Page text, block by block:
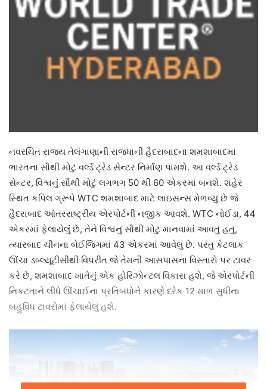
નવરચિત રાજ્ય તેલંગાણાની રાજધાની હૈદરાબાદના શમશાબાદમાં
ભારતના સૌથી મોટું વર્લ્ડ ટ્રેડ સેન્ટર નિર્માણ પામશે. આ વર્લ્ડ ટ્રેડ
સેન્ટર, વિશ્વનું સૌથી મોટું લગભગ 50 થી 60 એકરમાં બનશે. શહેર
સ્થિત કપિલ ગ્રૂપે WTC શમશાબાદ માટે લાઇસન્સ મેળવ્યું છે જે
હૈદરાબાદ આંતરરાષ્ટ્રીય એરપોર્ટની નજીક આવશે. WTC નોઈડા, 44
એકરમાં ફેલાયેલું છે, તેને વિશ્વનું સૌથી મોટું માનવામાં આવતું હતું,
ત્યારબાદ ચીનના બેઈજિંગમાં 43 એકરમાં આવેલું છે. પરંતુ કેટલાક
ઊંચા ડબ્લ્યૂટીસીથી વિપરીત જે તેમની આસપાસના વિસ્તારો પર ટાવર
કરે છે, શમશાબાદ ખાતેનું એક હોરિઝોન્ટલ વિકાસ હશે, જે એરપોર્ટની
નિકટતાને લીધે ઊંચાઈના પ્રતિબંધોને કારણે દરેક 12 માળ સુધીના
બહુવિધ ટાવરોમાં ફેલાયેલું હશે.